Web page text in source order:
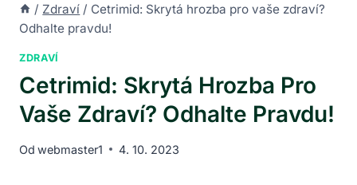
/ Zdraví / Cetrimid: Skrytá hrozba pro vaše zdraví?
Odhalte pravdu!
ZDRAVÍ
Cetrimid: Skrytá Hrozba Pro
Vaše Zdraví? Odhalte Pravdu!
Od webmaster1 4. 10. 2023